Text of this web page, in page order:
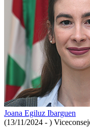
Joana Egiluz Ibarguen
(13/11/2024 - )